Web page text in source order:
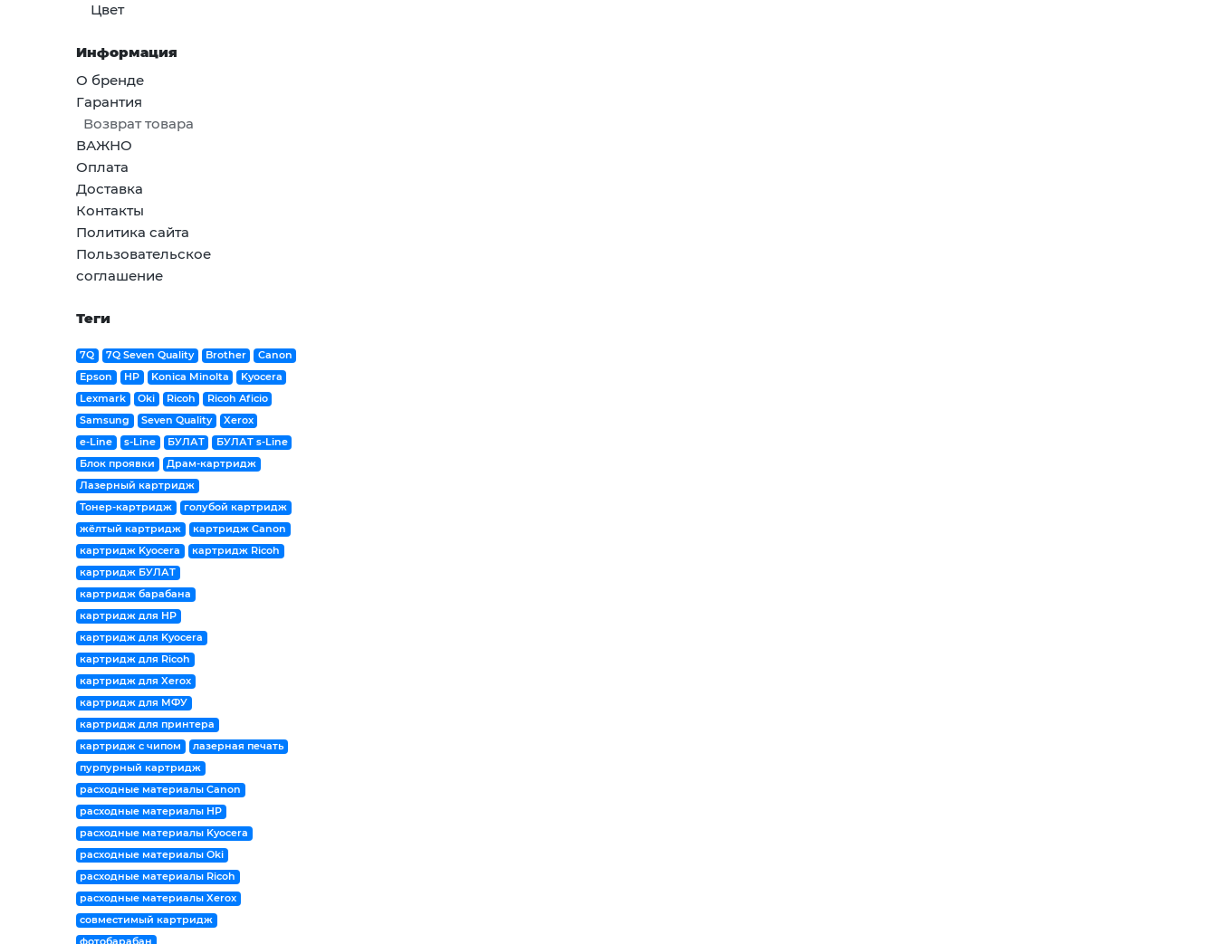
Цвет
Информация
О бренде
Гарантия
Возврат товара
ВАЖНО
Оплата
Доставка
Контакты
Политика сайта
Пользовательское
соглашение
Теги
7Q 7Q Seven Quality Brother
Canon
Epson
HP Konica Minolta
Kyocera
Lexmark
Oki Ricoh
Ricoh Aficio
Samsung
Seven Quality
Xerox
e-Line
s-Line БУЛАТ
БУЛАТ s-Line
Блок проявки
Драм-картридж
Лазерный картридж
Тонер-картридж
голубой картридж
жёлтый картридж
картридж Canon
картридж Kyocera
картридж Ricoh
картридж БУЛАТ
картридж барабана
картридж для HP
картридж для Kyocera
картридж для Ricoh
картридж для Xerox
картридж для МФУ
картридж для принтера
картридж с чипом
лазерная печать
пурпурный картридж
расходные материалы Canon
расходные материалы HP
расходные материалы Kyocera
расходные материалы Oki
расходные материалы Ricoh
расходные материалы Xerox
совместимый картридж